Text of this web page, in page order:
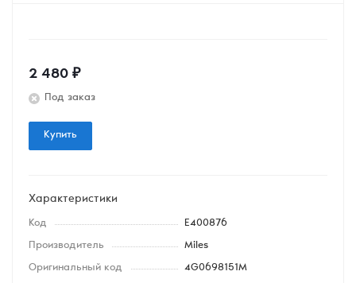
2 480 ₽
Под заказ
Купить
Характеристики
Код E400876
Производитель Miles
Оригинальный код 4G0698151M